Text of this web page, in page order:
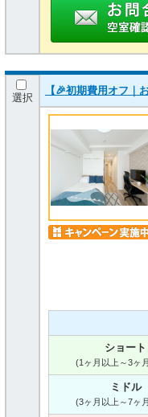
選択
【🎉初期費用オフ
ショート
(1ヶ月以上～3ヶ
ミドル
(3ヶ月以上～7ヶ